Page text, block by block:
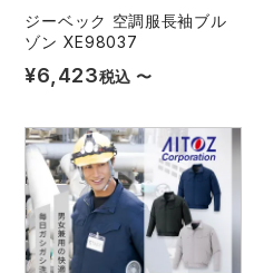
刺繍・プリント加工対象
ジーベック ランキング
ネーム刺繍・プリント加工対
作業着
ニット
ファン付きウェア
サーヴォ
中塚被服
スターライト工業
ジーベック 空調服長袖ブル
ゾン XE98037
¥6,423税込 〜